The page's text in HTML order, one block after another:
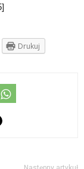
Drukuj